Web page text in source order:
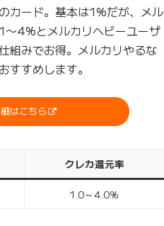
カード。基本は1%だが、メル
〜4%とメルカリヘビーユーザ
組みでお得。メルカリやるな
すすめします。
はこちら
クレカ還元率
1.0～4.0％